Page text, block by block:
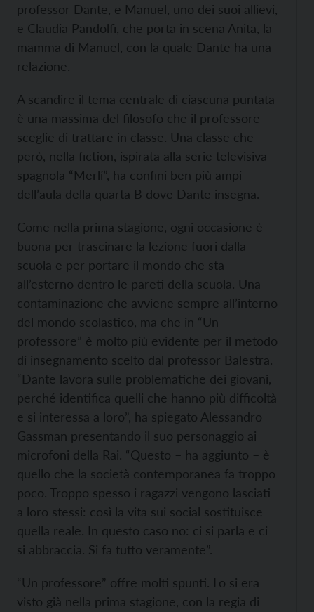
professor Dante, e Manuel, uno dei suoi allievi,
e Claudia Pandolfi, che porta in scena Anita, la
mamma di Manuel, con la quale Dante ha una
relazione.
A scandire il tema centrale di ciascuna puntata
è una massima del filosofo che il professore
sceglie di trattare in classe. Una classe che
però, nella fiction, ispirata alla serie televisiva
spagnola “Merlí”, ha confini ben più ampi
dell’aula della quarta B dove Dante insegna.
Come nella prima stagione, ogni occasione è
buona per trascinare la lezione fuori dalla
scuola e per portare il mondo che sta
all’esterno dentro le pareti della scuola. Una
contaminazione che avviene sempre all’interno
del mondo scolastico, ma che in “Un
professore” è molto più evidente per il metodo
di insegnamento scelto dal professor Balestra.
“Dante lavora sulle problematiche dei giovani,
perché identifica quelli che hanno più difficoltà
e si interessa a loro”, ha spiegato Alessandro
Gassman presentando il suo personaggio ai
microfoni della Rai. “Questo – ha aggiunto – è
quello che la società contemporanea fa troppo
poco. Troppo spesso i ragazzi vengono lasciati
a loro stessi: così la vita sui social sostituisce
quella reale. In questo caso no: ci si parla e ci
si abbraccia. Si fa tutto veramente”.
“Un professore” offre molti spunti. Lo si era
visto già nella prima stagione, con la regia di